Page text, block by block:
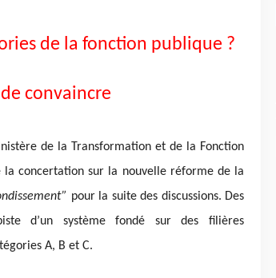
de la fonction publique ?
convaincre
de la Transformation et de la Fonction
la concertation sur la nouvelle réforme de la
pour la suite des discussions. Des
d’un système fondé sur des filières
A, B et C.